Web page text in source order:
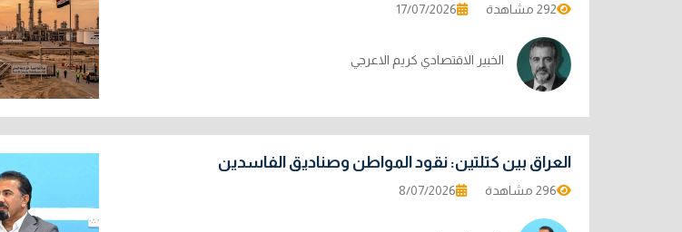
292 مشاهدة 17/07/2026
الخبير الاقتصادي كريم الاعرجي
العراق بين كتلتين: نقود المواطن وصناديق الفاسدين
296 مشاهدة 8/07/2026